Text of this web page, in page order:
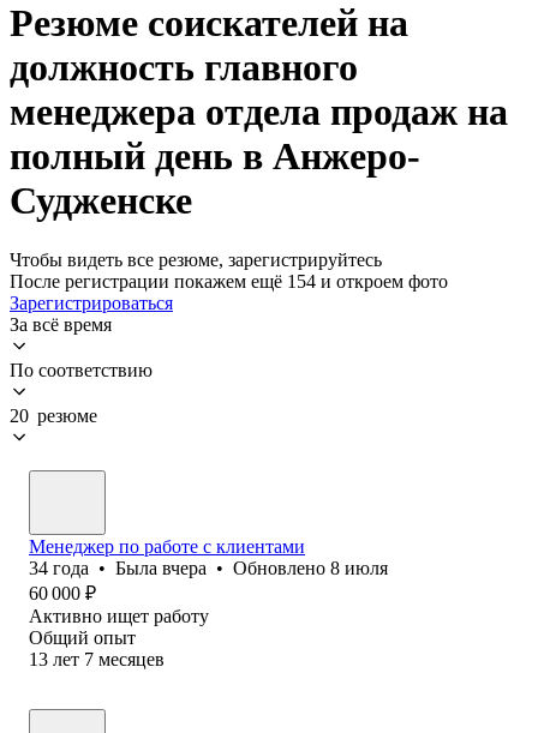
Резюме соискателей на
должность главного
менеджера отдела продаж на
полный день в Анжеро-
Судженске
Чтобы видеть все резюме, зарегистрируйтесь
После регистрации покажем ещё 154 и откроем фото
Зарегистрироваться
За всё время
По соответствию
20 резюме
Менеджер по работе с клиентами
34 года • Была вчера • Обновлено 8 июля
60 000 ₽
Активно ищет работу
Общий опыт
13 лет 7 месяцев